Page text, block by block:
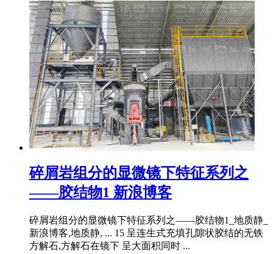
碎屑岩组分的显微镜下特征系列之
——胶结物1 新浪博客
碎屑岩组分的显微镜下特征系列之——胶结物1_地质静_
新浪博客,地质静, ... 15 呈连生式充填孔隙状胶结的无铁
方解石,方解石在镜下 呈大面积同时 ...